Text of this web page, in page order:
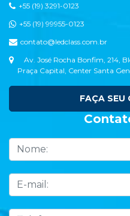
+55 (19) 3291-0123
+55 (19) 99955-0123
contato@ledclass.com.br
Av. José Rocha Bonfim, 214,
Praça Capital, Center Santa
FAÇA SEU